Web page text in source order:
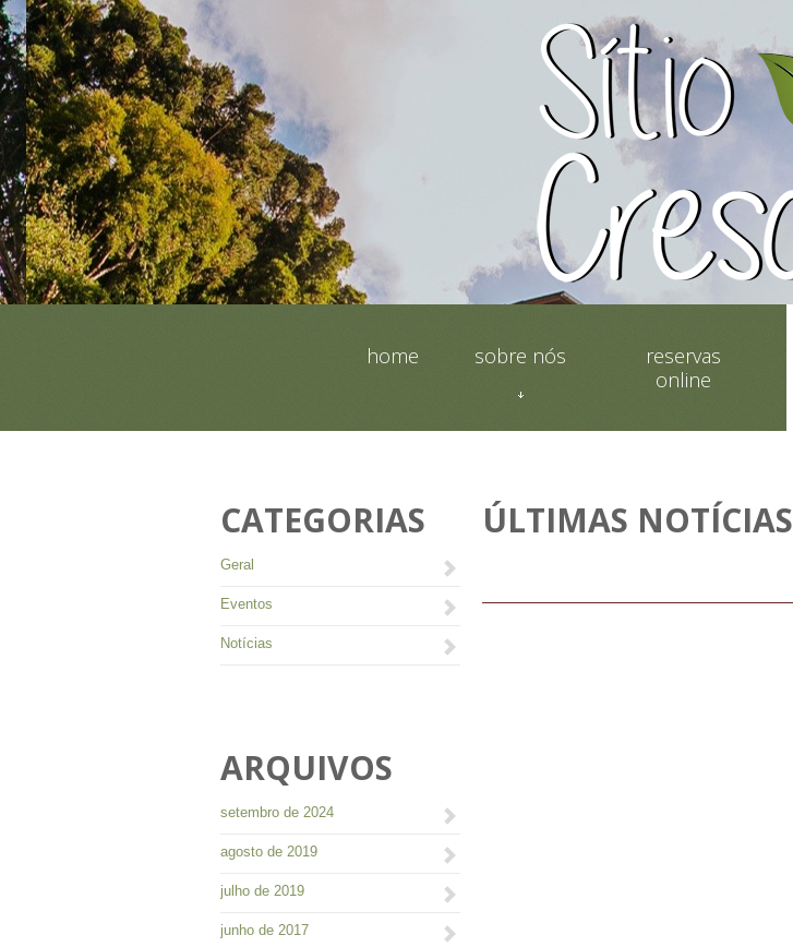
home sobre nós
reservas
online
CATEGORIAS
Geral
Eventos
Notícias
ARQUIVOS
setembro de 2024
agosto de 2019
julho de 2019
junho de 2017
ÚLTIMAS NOTÍCIAS